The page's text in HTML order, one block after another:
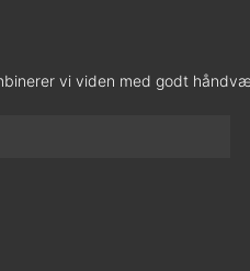
vi viden med godt